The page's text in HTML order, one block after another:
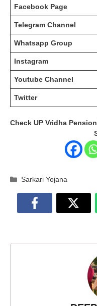
Facebook Page
Telegram Channel
Whatsapp Group
Instagram
Youtube Channel
Twitter
Check UP Vridha
Categories
Sarkari Yojana